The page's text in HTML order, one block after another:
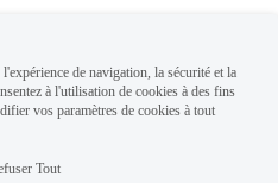
de navigation, la sécurité et la
à l'utilisation de cookies à des fins
vos paramètres de cookies à tout
Tout